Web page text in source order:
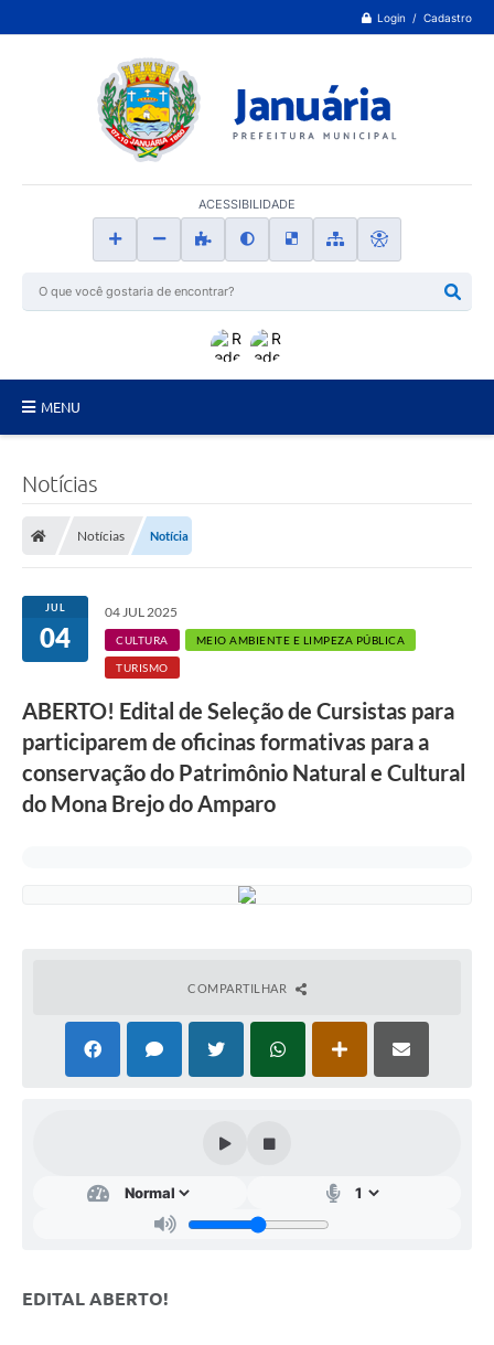
Login / Cadastro
ACESSIBILIDADE
MENU
Secretarias
Tributos
Transparência Pública
Contratos
Turismo
Cavernas do Peruaçu
Galeria de Fotos
Links e Sites
Arquivos para Download
Notícias
Notícias Notícia
JUL
04
04 JUL 2025
CULTURA MEIO AMBIENTE E LIMPEZA PÚBLICA
TURISMO
ABERTO! Edital de Seleção de Cursistas para
participarem de oficinas formativas para a
conservação do Patrimônio Natural e Cultural
do Mona Brejo do Amparo
COMPARTILHAR
EDITAL ABERTO!